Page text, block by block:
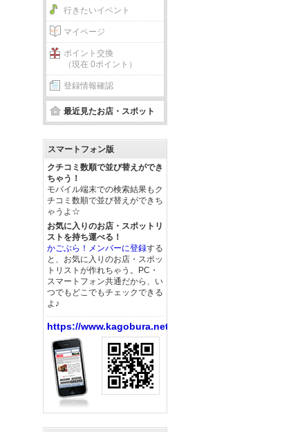
行きたいイベント
マイページ
ポイント交換
（現在 0ポイント）
登録情報確認
最近見たお店・スポット
スマートフォン版
クチコミ数順で並び替えができ
ちゃう！
モバイル端末での検索結果もク
チコミ数順で並び替えができち
ゃうよ☆
お気に入りのお店・スポットリ
ストを持ち運べる！
かごぶら！メンバーに登録する
と、お気に入りのお店・スポッ
トリストが作れちゃう。PC・
スマートフォン共通だから、い
つでもどこでもチェックできる
よ♪
https://www.kagobura.net/